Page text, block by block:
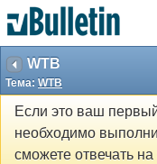
WTB
Тема: WTB
Если это ваш
необходимо
сможете отвечать